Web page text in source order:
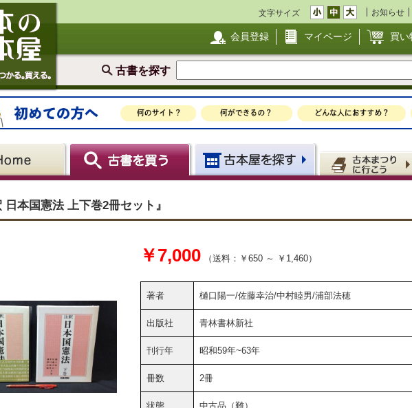
文字サイズ お知らせ
会員登録 マイページ 買い
古書を探す
日本国憲法 上下巻2冊セット』
￥7,000 （送料：￥650 ～ ￥1,460）
著者 樋口陽一/佐藤幸治/中村睦男/浦部法穂
出版社 青林書林新社
刊行年 昭和59年~63年
冊数 2冊
状態 中古品（難）